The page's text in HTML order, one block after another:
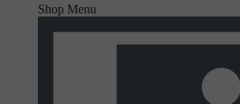
Shop Menu